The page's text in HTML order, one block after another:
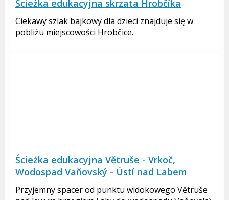
Ścieżka edukacyjna skrzata Hrobčíka
Ciekawy szlak bajkowy dla dzieci znajduje się w
pobliżu miejscowości Hrobčice.
Ścieżka edukacyjna Větruše - Vrkoč,
Wodospad Vaňovský - Ústí nad Labem
Przyjemny spacer od punktu widokowego Větruše